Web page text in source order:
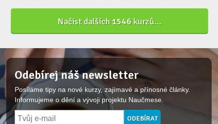
Načíst dalších1546kurzů...
Odebírej náš newsletter
Posíláme tipy na nové kurzy, zajímavé a přínosné články.
Informujeme o dění a vývoji projektu Naučmese.